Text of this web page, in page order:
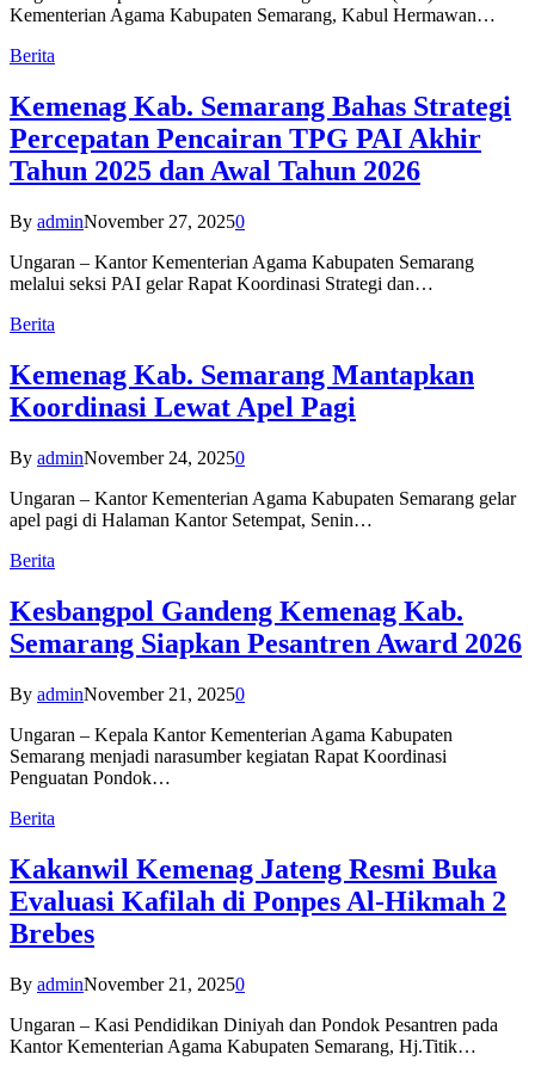
Kementerian Agama Kabupaten Semarang, Kabul Hermawan…
Berita
Kemenag Kab. Semarang Bahas Strategi
Percepatan Pencairan TPG PAI Akhir
Tahun 2025 dan Awal Tahun 2026
By adminNovember 27, 20250
Ungaran – Kantor Kementerian Agama Kabupaten Semarang
melalui seksi PAI gelar Rapat Koordinasi Strategi dan…
Berita
Kemenag Kab. Semarang Mantapkan
Koordinasi Lewat Apel Pagi
By adminNovember 24, 20250
Ungaran – Kantor Kementerian Agama Kabupaten Semarang gelar
apel pagi di Halaman Kantor Setempat, Senin…
Berita
Kesbangpol Gandeng Kemenag Kab.
Semarang Siapkan Pesantren Award 2026
By adminNovember 21, 20250
Ungaran – Kepala Kantor Kementerian Agama Kabupaten
Semarang menjadi narasumber kegiatan Rapat Koordinasi
Penguatan Pondok…
Berita
Kakanwil Kemenag Jateng Resmi Buka
Evaluasi Kafilah di Ponpes Al-Hikmah 2
Brebes
By adminNovember 21, 20250
Ungaran – Kasi Pendidikan Diniyah dan Pondok Pesantren pada
Kantor Kementerian Agama Kabupaten Semarang, Hj.Titik…